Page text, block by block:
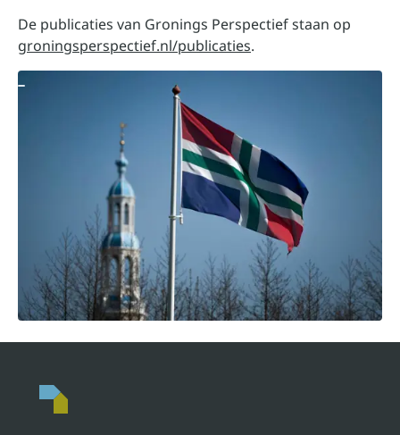
De publicaties van Gronings Perspectief staan op
groningsperspectief.nl/publicaties.